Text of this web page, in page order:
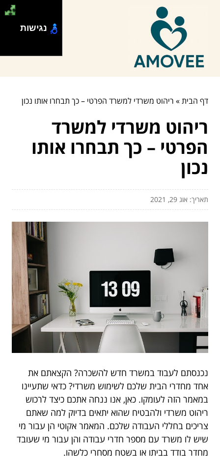
דף הבית» ריהוט משרדי למשרד הפרטי – כך תבחרו אותו נכון
ריהוט משרדי למשרד
הפרטי – כך תבחרו אותו
נכון
תאריך: אוג 29, 2021
נכנסתם לעבוד במשרד חדש להשכרה? הקצאתם את
אחד מחדרי הבית שלכם לשימוש משרדי? כדאי שתעיינו
במאמר הזה לעומקו. כאן, אנו ננחה אתכם כיצד לרכוש
ריהוט משרדי ולהבטיח שהוא יתאים בדיוק למה שאתם
צריכים בחללי העבודה שלכם. המאמר אקוטי הן עבור מי
שיש לו משרד עם מספר חדרי עבודה והן עבור מי שעובד
מחדר בודד בביתו או בשטח מסחרי כלשהו.
נגישות